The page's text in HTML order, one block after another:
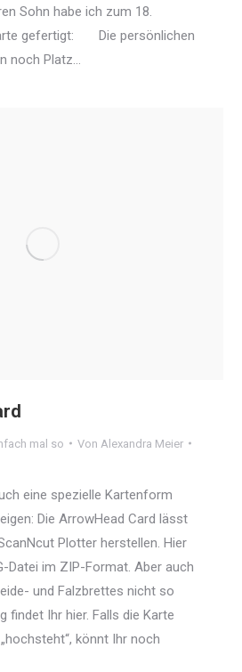
Sohn habe ich zum 18.
gefertigt: Die persönlichen
noch Platz…
mal so Von Alexandra Meier
eine spezielle Kartenform
Die ArrowHead Card lässt
Plotter herstellen. Hier
Datei im ZIP-Format. Aber auch
und Falzbrettes nicht so
findet Ihr hier. Falls die Karte
könnt Ihr noch